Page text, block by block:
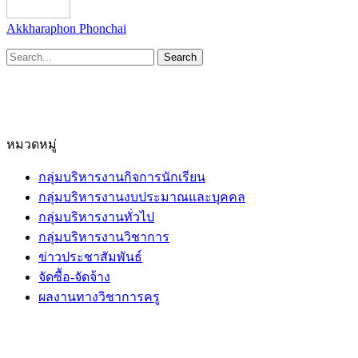
Akkharaphon Phonchai
หมวดหมู่
กลุ่มบริหารงานกิจการนักเรียน
กลุ่มบริหารงานงบประมาณและบุคคล
กลุ่มบริหารงานทั่วไป
กลุ่มบริหารงานวิชาการ
ข่าวประชาสัมพันธ์
จัดซื้อ-จัดจ้าง
ผลงานทางวิชาการครู